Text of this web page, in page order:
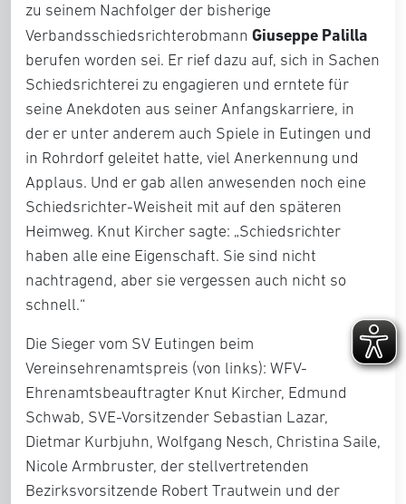
zu seinem Nachfolger der bisherige
Verbandsschiedsrichterobmann Giuseppe Palilla
berufen worden sei. Er rief dazu auf, sich in Sachen
Schiedsrichterei zu engagieren und erntete für
seine Anekdoten aus seiner Anfangskarriere, in
der er unter anderem auch Spiele in Eutingen und
in Rohrdorf geleitet hatte, viel Anerkennung und
Applaus. Und er gab allen anwesenden noch eine
Schiedsrichter-Weisheit mit auf den späteren
Heimweg. Knut Kircher sagte: „Schiedsrichter
haben alle eine Eigenschaft. Sie sind nicht
nachtragend, aber sie vergessen auch nicht so
schnell.“
Die Sieger vom SV Eutingen beim
Vereinsehrenamtspreis (von links): WFV-
Ehrenamtsbeauftragter Knut Kircher, Edmund
Schwab, SVE-Vorsitzender Sebastian Lazar,
Dietmar Kurbjuhn, Wolfgang Nesch, Christina Saile,
Nicole Armbruster, der stellvertretenden
Bezirksvorsitzende Robert Trautwein und der